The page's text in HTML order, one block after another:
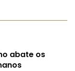
abate os